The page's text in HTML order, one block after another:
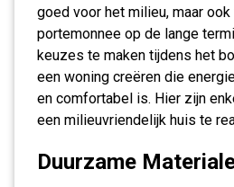
goed voor het milieu, maar
portemonnee op de lange
keuzes te maken tijdens het
een woning creëren die
en comfortabel is. Hier zijn
een milieuvriendelijk huis te
Duurzame